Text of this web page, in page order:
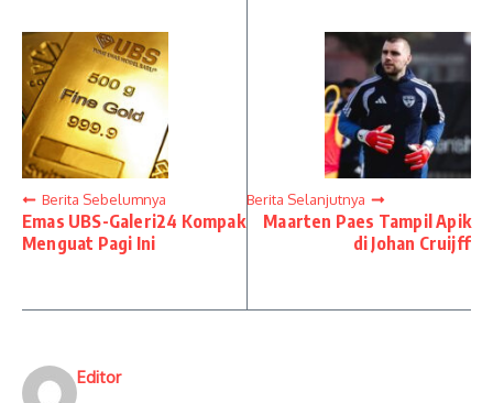
Berita Sebelumnya
Emas UBS-Galeri24 Kompak
Menguat Pagi Ini
Berita Selanjutnya
Maarten Paes Tampil Apik
di Johan Cruijff
Editor